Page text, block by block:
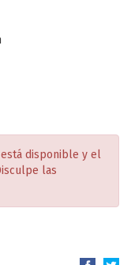
disponible y el
las